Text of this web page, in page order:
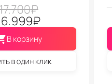
₽
₽
В корзину
в один клик